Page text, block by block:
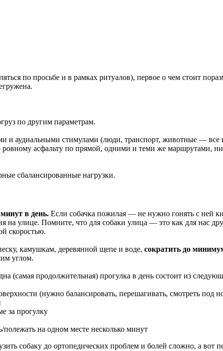
по просьбе и в рамках ритуалов), первое о чем стоит
по другим параметрам.
аудиальными стимулами (люди, транспорт, животные — все
асфальту по прямой, одними и теми же маршрутами,
сбалансированные нагрузки.
в день. Если собачка пожилая — не нужно гонять с ней
улице. Помните, что для собаки улица — это как для нас
скоростью.
камушкам, деревянной щепе и воде, сократить до
углом.
(самая продолжительная) прогулка в день состоит из
(нужно балансировать, перешагивать, смотреть под
за прогулку
полежать на одном месте несколько минут
собаку до ортопедических проблем и болей сложно, а вот